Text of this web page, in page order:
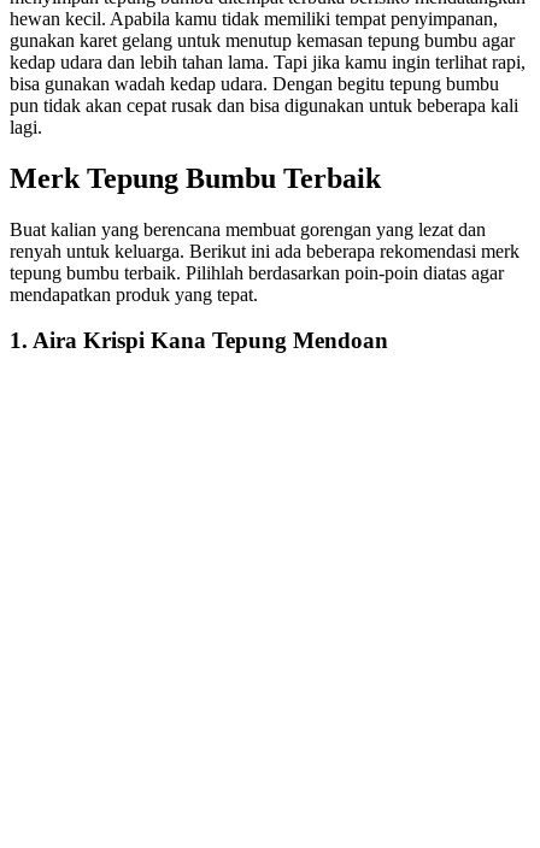
hewan kecil. Apabila kamu tidak memiliki tempat penyimpanan,
gunakan karet gelang untuk menutup kemasan tepung bumbu agar
kedap udara dan lebih tahan lama. Tapi jika kamu ingin terlihat rapi,
bisa gunakan wadah kedap udara. Dengan begitu tepung bumbu
pun tidak akan cepat rusak dan bisa digunakan untuk beberapa kali
lagi.
Merk Tepung Bumbu Terbaik
Buat kalian yang berencana membuat gorengan yang lezat dan
renyah untuk keluarga. Berikut ini ada beberapa rekomendasi merk
tepung bumbu terbaik. Pilihlah berdasarkan poin-poin diatas agar
mendapatkan produk yang tepat.
1. Aira Krispi Kana Tepung Mendoan